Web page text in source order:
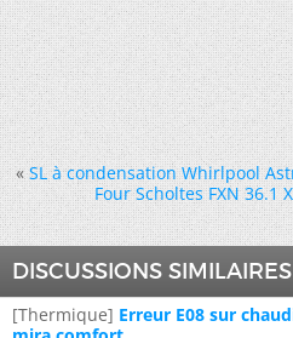
« SL à condensation Whirlpool
Four Scholtes FXN 36.1
DISCUSSIONS SIMILAIRES
[Thermique] Erreur E08 sur